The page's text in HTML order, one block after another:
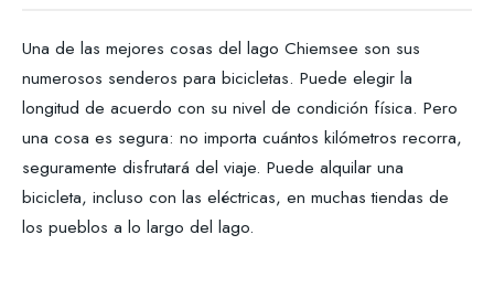
Una de las mejores cosas del lago Chiemsee son sus
numerosos senderos para bicicletas. Puede elegir la
longitud de acuerdo con su nivel de condición física. Pero
una cosa es segura: no importa cuántos kilómetros recorra,
seguramente disfrutará del viaje. Puede alquilar una
bicicleta, incluso con las eléctricas, en muchas tiendas de
los pueblos a lo largo del lago.